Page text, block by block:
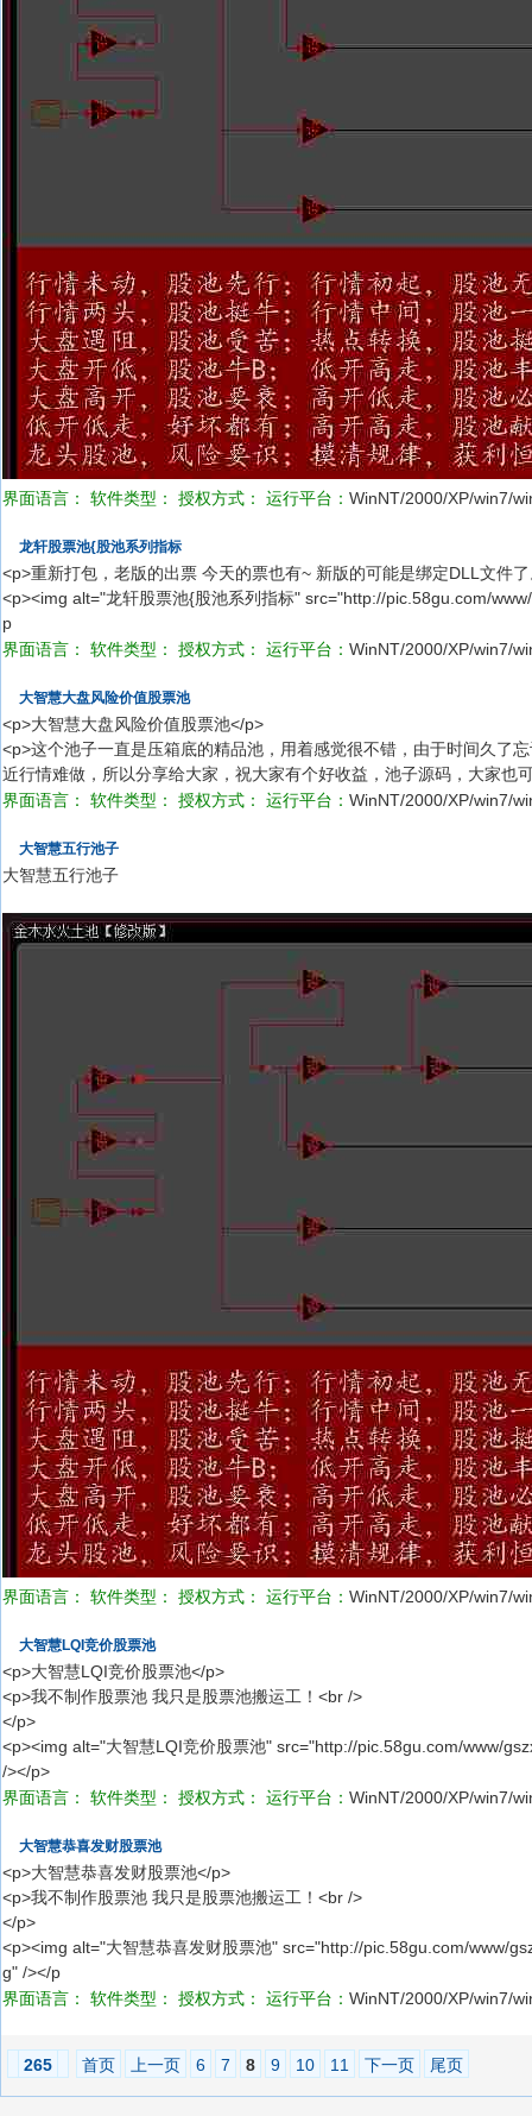
界面语言： 软件类型： 授权方式： 运行平台： WinNT/2000/XP/win7/
龙轩股票池{股池系列指标
<p>重新打包，老版的出票 今天的票也有~ 新版的可能是绑定DLL文件
<p><img alt="龙轩股票池{股池系列指标" src="http://pic.58gu.com/
p
界面语言：
软件类型： 授权方式： 运行平台： WinNT/2000/XP/win7/
大智慧大盘风险价值股票池
<p>大智慧大盘风险价值股票池</p>
<p>这个池子一直是压箱底的精品池，用着感觉很不错，由于时间久了
近行情难做，所以分享给大家，祝大家有个好收益，池子源码，大家也
界面语言：
软件类型： 授权方式： 运行平台： WinNT/2000/XP/win7/
大智慧五行池子
大智慧五行池子
界面语言： 软件类型： 授权方式： 运行平台： WinNT/2000/XP/win7/
大智慧LQI竞价股票池
<p>大智慧LQI竞价股票池</p>
<p>我不制作股票池 我只是股票池搬运工！<br />
</p>
<p><img alt="大智慧LQI竞价股票池" src="http://pic.58gu.com/www/
/></p>
界面语言：
软件类型： 授权方式： 运行平台： WinNT/2000/XP/win7/
大智慧恭喜发财股票池
<p>大智慧恭喜发财股票池</p>
<p>我不制作股票池 我只是股票池搬运工！<br />
</p>
<p><img alt="大智慧恭喜发财股票池" src="http://pic.58gu.com/www/
g" /></p
界面语言：
软件类型： 授权方式： 运行平台： WinNT/2000/XP/win7/
265 首页 上一页 6 7 8 9 10 11 下一页 尾页